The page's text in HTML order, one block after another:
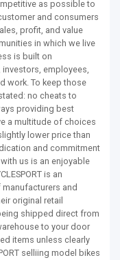
as possible to
and consumers
profit, and value
in which we live
is built on
employees,
work. To keep those
no cheats to
providing best
a multitude of choices
lower price than
and commitment
us is an enjoyable
is an
and
original retail
shipped direct from
to your door
items unless clearly
selliing model bikes